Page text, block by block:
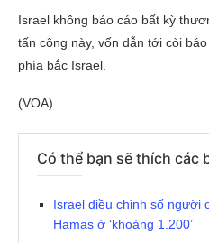
Israel không báo cáo bất kỳ
tấn công này, vốn dẫn tới còi
phía bắc Israel.
(VOA)
Có thể bạn sẽ thích các
Israel điều chỉnh số người
Hamas ở ‘khoảng 1.200’